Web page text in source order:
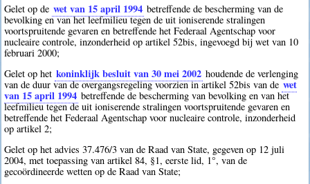
Gelet op de wet van 15 april 1994 betreffende de bescherming van de
bevolking en van het leefmilieu tegen de uit ioniserende stralingen
voortspruitende gevaren en betreffende het Federaal Agentschap voor
nucleaire controle, inzonderheid op artikel 52bis, ingevoegd bij wet van 10
februari 2000;
Gelet op het koninklijk besluit van 30 mei 2002 houdende de verlenging
van de duur van de overgangsregeling voorzien in artikel 52bis van de wet
van 15 april 1994 betreffende de bescherming van bevolking en van het
leefmilieu tegen de uit ioniserende stralingen voortspruitende gevaren en
betreffende het Federaal Agentschap voor nucleaire controle, inzonderheid
op artikel 2;
Gelet op het advies 37.476/3 van de Raad van State, gegeven op 12 juli
2004, met toepassing van artikel 84, §1, eerste lid, 1°, van de
gecoördineerde wetten op de Raad van State;